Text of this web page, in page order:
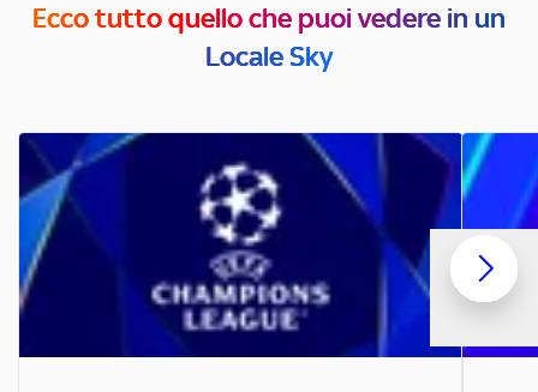
Ecco tutto quello che puoi vedere in un
Locale Sky